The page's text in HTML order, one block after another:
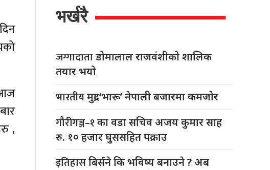
आज
,
भर्खरै
जग्गादाताडोमालाल राजवंशीको शालिक
तयार भयो
भारतीयमुद्रा ‘भारू’ नेपाली बजारमा कमजाेर
गौरीगञ्ज–१का वडा सचिव अजय कुमार साह
रु. १० हजार घुससहित पक्राउ
इतिहासबिर्सने कि भविष्य बनाउने ? अब